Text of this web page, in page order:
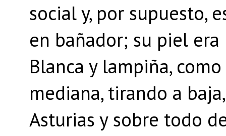
social y, por supuesto,
en bañador; su piel
Blanca y lampiña,
mediana, tirando a
Asturias y sobre todo